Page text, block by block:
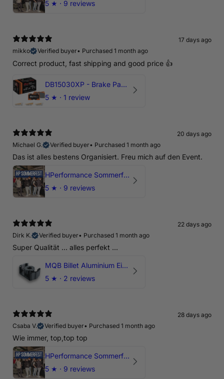
5 ★ · 9 reviews
17 days ago
mikko
Verified buyer• Purchased 1 month ago
Correct product, fast shipping and good price 👍
DB15030XP - Brake Pads Xtreme Performance | Front Axle
5 ★ · 1 review
20 days ago
Michael G.
Verified buyer• Purchased 1 month ago
Das ist alles bestens Organisiert. Freu mich auf den Event.
HPerformance Sommerfest 2026
5 ★ · 9 reviews
22 days ago
Dirk K.
Verified buyer• Purchased 1 month ago
Super Qualität ... alles perfekt ...
MQB Billet Aluminium Einsatz Drehmomentstütze - DOGBONE für Audi RS3, TTRS, RSQ3
5 ★ · 2 reviews
28 days ago
Csaba V.
Verified buyer• Purchased 1 month ago
Wie immer, top,top top
HPerformance Sommerfest 2026
5 ★ · 9 reviews